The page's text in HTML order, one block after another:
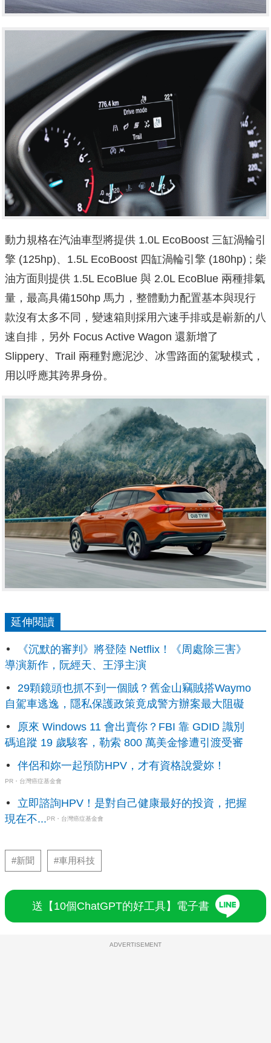
動力規格在汽油車型將提供 1.0L EcoBoost 三缸渦輪引
擎 (125hp)、1.5L EcoBoost 四缸渦輪引擎 (180hp) ; 柴
油方面則提供 1.5L EcoBlue 與 2.0L EcoBlue 兩種排氣
量，最高具備150hp 馬力，整體動力配置基本與現行
款沒有太多不同，變速箱則採用六速手排或是嶄新的八
速自排，另外 Focus Active Wagon 還新增了
Slippery、Trail 兩種對應泥沙、冰雪路面的駕駛模式，
用以呼應其跨界身份。
延伸閱讀
《沉默的審判》將登陸 Netflix！《周處除三害》
導演新作，阮經天、王淨主演
29顆鏡頭也抓不到一個賊？舊金山竊賊搭Waymo
自駕車逃逸，隱私保護政策竟成警方辦案最大阻礙
原來 Windows 11 會出賣你？FBI 靠 GDID 識別
碼追蹤 19 歲駭客，勒索 800 萬美金慘遭引渡受審
伴侶和妳一起預防HPV，才有資格說愛妳！
PR・台灣癌症基金會
立即諮詢HPV！是對自己健康最好的投資，把握
現在不...PR・台灣癌症基金會
#新聞 #車用科技
送【10個ChatGPT的好工具】電子書
ADVERTISEMENT